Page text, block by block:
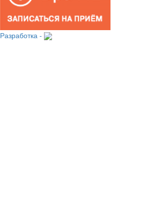
Разработка -